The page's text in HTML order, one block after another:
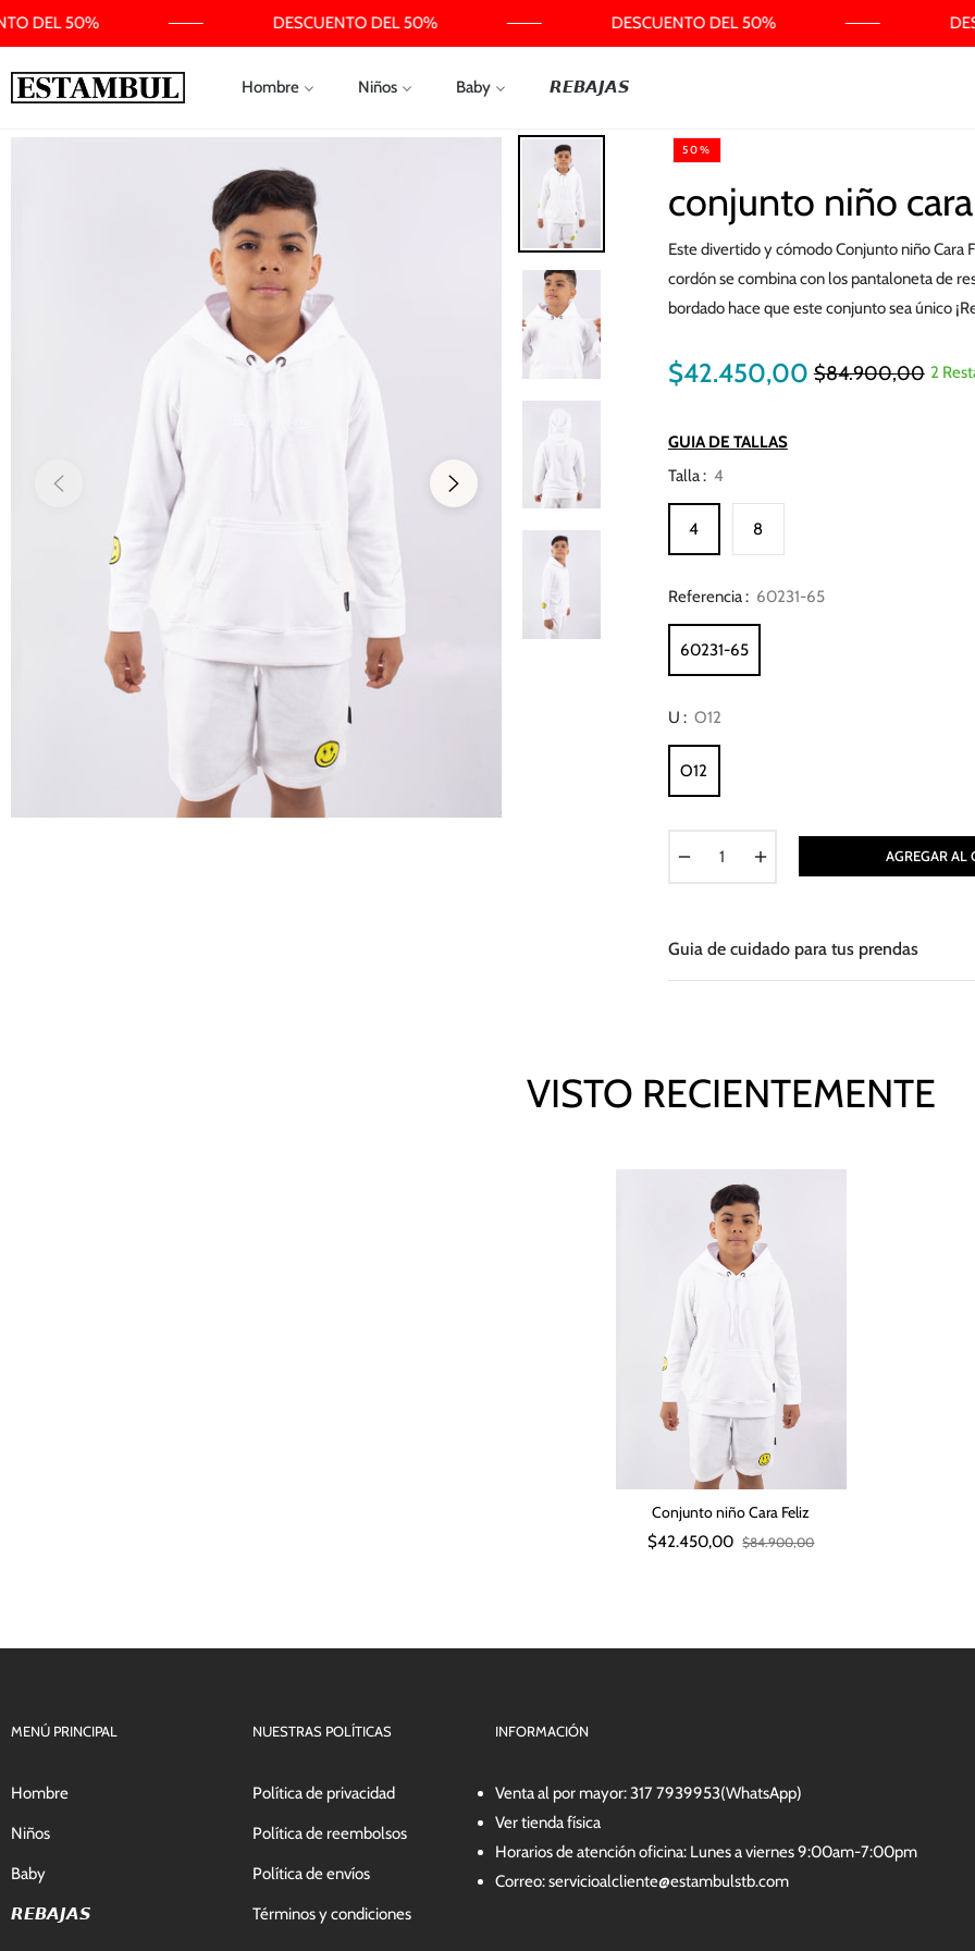
DEL 50% DESCUENTO DEL 50% DESCUENTO DEL 50%
Hombre Niños Baby 𝙍𝙀𝘽𝘼𝙅𝘼𝙎
50%
conjunto niño
Este divertido y cómodo Conjunto niño Cara
cordón se combina con los pantaloneta de
bordado hace que este conjunto sea único
$42.450,00 Precio
$84.900,00 2
GUIA DE TALLAS
Talla : 4
4 8
Referencia : 60231-65
60231-65
U : O12
O12
− + AGREGAR AL
Guia de cuidado para tus prendas
VISTO RECIENTEMENTE
Conjunto niño Cara Feliz
$42.450,00 $84.900,00
MENÚ PRINCIPAL
Hombre
Niños
Baby
𝙍𝙀𝘽𝘼𝙅𝘼𝙎
NUESTRAS POLÍTICAS
Política de privacidad
Política de reembolsos
Política de envíos
Términos y condiciones
INFORMACIÓN
Venta al por mayor:317 7939953(WhatsApp)
Ver tienda física
Horarios de atención oficina: Lunes a viernes 9:00am-7:00pm
Correo:servicioalcliente@estambulstb.com